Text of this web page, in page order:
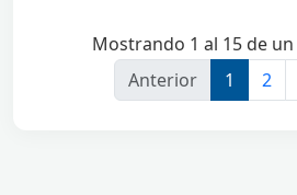
Mostrando 1 al 15 de
Anterior
1 2